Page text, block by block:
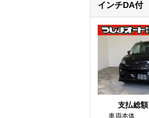
インチDA付
支払総額
車両本体